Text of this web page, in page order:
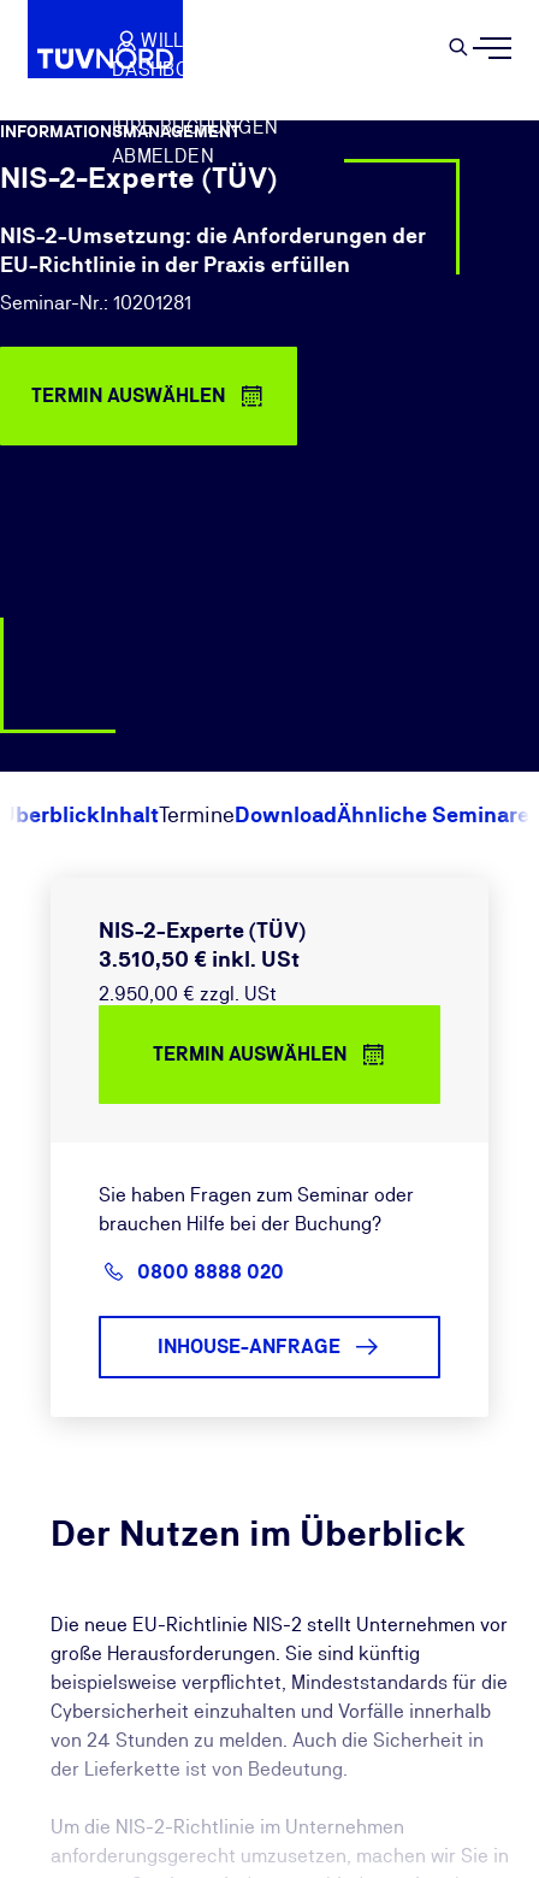
Springe zum Hauptinhalt
WILLKOMMEN
DASHBOARD
IHRE BUCHUNGEN
ABMELDEN
INFORMATIONSMANAGEMENT
NIS-2-Experte (TÜV)
NIS-2-Umsetzung: die Anforderungen der
EU-Richtlinie in der Praxis erfüllen
Seminar-Nr.: 10201281
TERMIN AUSWÄHLEN
ÜberblickInhaltTermineDownloadÄhnliche Seminare
Der Nutzen im Überblick
Die neue EU-Richtlinie NIS-2 stellt Unternehmen vor
große Herausforderungen. Sie sind künftig
beispielsweise verpflichtet, Mindeststandards für die
Cybersicherheit einzuhalten und Vorfälle innerhalb
von 24 Stunden zu melden. Auch die Sicherheit in
der Lieferkette ist von Bedeutung.
Um die NIS-2-Richtlinie im Unternehmen
anforderungsgerecht umzusetzen, machen wir Sie in
NIS-2-Experte (TÜV)
3.510,50 € inkl. USt
2.950,00 € zzgl. USt
TERMIN AUSWÄHLEN
Sie haben Fragen zum Seminar oder
brauchen Hilfe bei der Buchung?
0800 8888 020
INHOUSE-ANFRAGE